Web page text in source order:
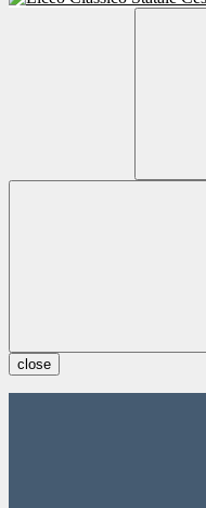
close